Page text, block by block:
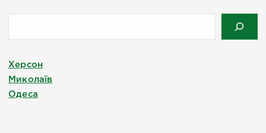
Херсон
Миколаїв
Одеса